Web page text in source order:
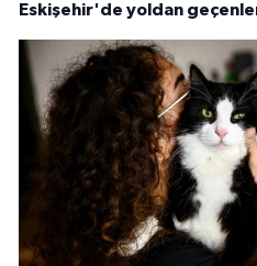
Eskişehir'de yoldan